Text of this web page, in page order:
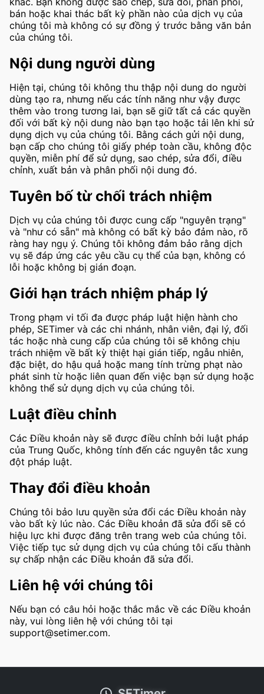
bán hoặc khai thác bất kỳ phần nào của dịch vụ của
chúng tôi mà không có sự đồng ý trước bằng văn bản
của chúng tôi.
Nội dung người dùng
Hiện tại, chúng tôi không thu thập nội dung do người
dùng tạo ra, nhưng nếu các tính năng như vậy được
thêm vào trong tương lai, bạn sẽ giữ tất cả các quyền
đối với bất kỳ nội dung nào bạn tạo hoặc tải lên khi sử
dụng dịch vụ của chúng tôi. Bằng cách gửi nội dung,
bạn cấp cho chúng tôi giấy phép toàn cầu, không độc
quyền, miễn phí để sử dụng, sao chép, sửa đổi, điều
chỉnh, xuất bản và phân phối nội dung đó.
Tuyên bố từ chối trách nhiệm
Dịch vụ của chúng tôi được cung cấp "nguyên trạng"
và "như có sẵn" mà không có bất kỳ bảo đảm nào, rõ
ràng hay ngụ ý. Chúng tôi không đảm bảo rằng dịch
vụ sẽ đáp ứng các yêu cầu cụ thể của bạn, không có
lỗi hoặc không bị gián đoạn.
Giới hạn trách nhiệm pháp lý
Trong phạm vi tối đa được pháp luật hiện hành cho
phép, SETimer và các chi nhánh, nhân viên, đại lý, đối
tác hoặc nhà cung cấp của chúng tôi sẽ không chịu
trách nhiệm về bất kỳ thiệt hại gián tiếp, ngẫu nhiên,
đặc biệt, do hậu quả hoặc mang tính trừng phạt nào
phát sinh từ hoặc liên quan đến việc bạn sử dụng hoặc
không thể sử dụng dịch vụ của chúng tôi.
Luật điều chỉnh
Các Điều khoản này sẽ được điều chỉnh bởi luật pháp
của Trung Quốc, không tính đến các nguyên tắc xung
đột pháp luật.
Thay đổi điều khoản
Chúng tôi bảo lưu quyền sửa đổi các Điều khoản này
vào bất kỳ lúc nào. Các Điều khoản đã sửa đổi sẽ có
hiệu lực khi được đăng trên trang web của chúng tôi.
Việc tiếp tục sử dụng dịch vụ của chúng tôi cấu thành
sự chấp nhận các Điều khoản đã sửa đổi.
Liên hệ với chúng tôi
Nếu bạn có câu hỏi hoặc thắc mắc về các Điều khoản
này, vui lòng liên hệ với chúng tôi tại
support@setimer.com.